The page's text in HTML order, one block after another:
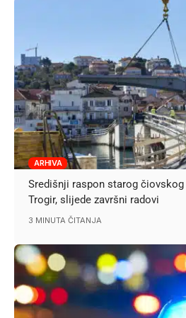
ARHIVA
Središnji raspon starog
Trogir, slijede završni radovi
3 MINUTA ČITANJA